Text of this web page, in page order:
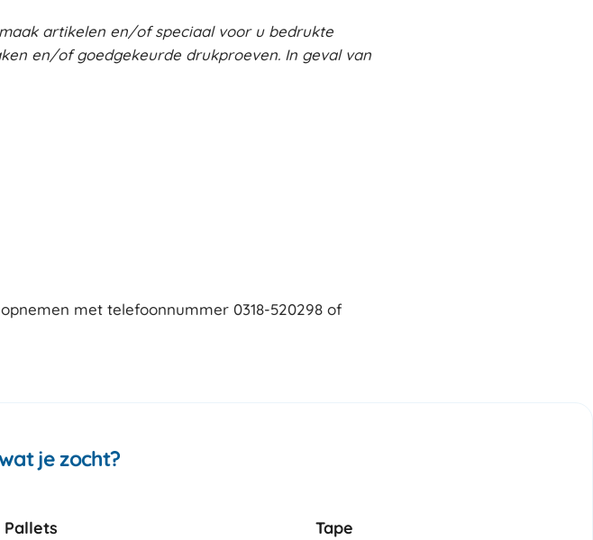
artikelen en/of speciaal voor u bedrukte
en/of goedgekeurde drukproeven. In geval van
met telefoonnummer 0318-520298 of
je zocht?
Pallets Tape